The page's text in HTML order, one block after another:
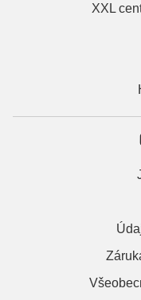
XXL